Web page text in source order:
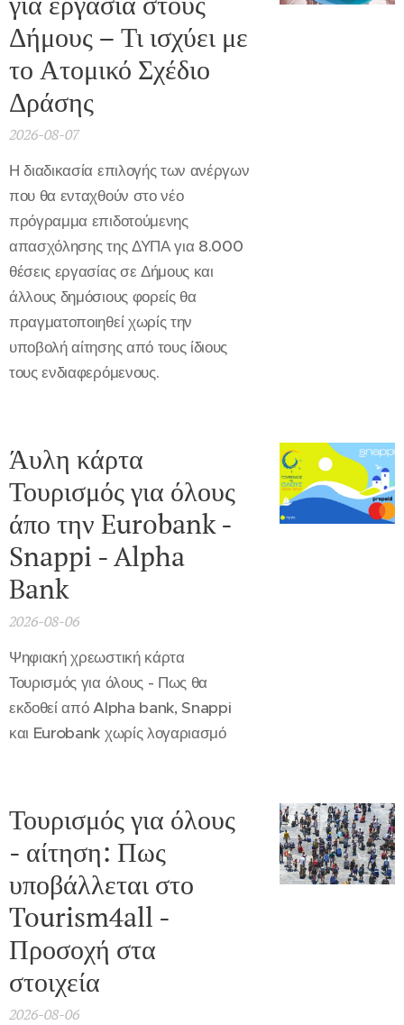
Δήμους – Τι ισχύει με
το Ατομικό Σχέδιο
Δράσης
2026-08-07
Η διαδικασία επιλογής των ανέργων
που θα ενταχθούν στο νέο
πρόγραμμα επιδοτούμενης
απασχόλησης της ΔΥΠΑ για 8.000
θέσεις εργασίας σε Δήμους και
άλλους δημόσιους φορείς θα
πραγματοποιηθεί χωρίς την
υποβολή αίτησης από τους ίδιους
τους ενδιαφερόμενους.
Άυλη κάρτα
Τουρισμός για όλους
άπο την Eurobank -
Snappi - Alpha
Bank
2026-08-06
Ψηφιακή χρεωστική κάρτα
Τουρισμός για όλους - Πως θα
εκδοθεί από Alpha bank, Snappi
και Eurobank χωρίς λογαριασμό
Τουρισμός για όλους
- αίτηση: Πως
υποβάλλεται στο
Tourism4all -
Προσοχή στα
στοιχεία
2026-08-06